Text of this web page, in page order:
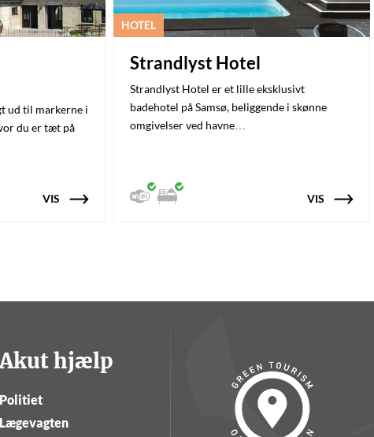
ud til markerne i
du er tæt på
VIS
HOTEL
Strandlyst Hotel
Strandlyst Hotel er et lille eksklusivt
badehotel på Samsø, beliggende i skønne
omgivelser ved havne…
VIS
hjælp
Politiet
Lægevagten